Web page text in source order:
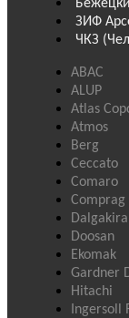
ЗИФ
ЧКЗ
ABAC
ALUP
Atlas
Atmos
Berg
Ceccato
Comaro
Comprag
Doosan
Ekomak
Gardner
Hitachi
Ingersoll